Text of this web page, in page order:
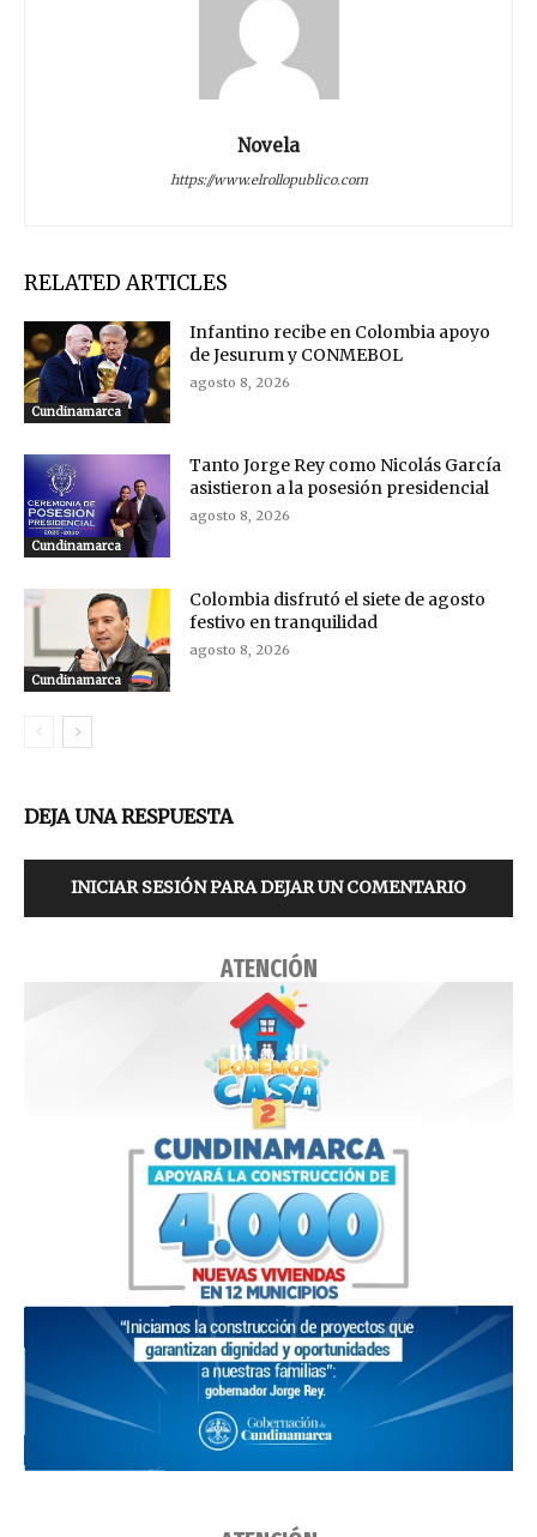
Novela
https://www.elrollopublico.com
RELATED ARTICLES
Cundinamarca
Infantino recibe en Colombia apoyo
de Jesurum y CONMEBOL
agosto 8, 2026
Cundinamarca
Tanto Jorge Rey como Nicolás García
asistieron a la posesión presidencial
agosto 8, 2026
Cundinamarca
Colombia disfrutó el siete de agosto
festivo en tranquilidad
agosto 8, 2026
DEJA UNA RESPUESTA
INICIAR SESIÓN PARA DEJAR UN COMENTARIO
ATENCIÓN